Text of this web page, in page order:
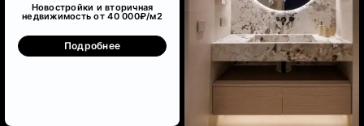
Новостройки и вторичная
недвижимость от 40 000₽/м2
Подробнее